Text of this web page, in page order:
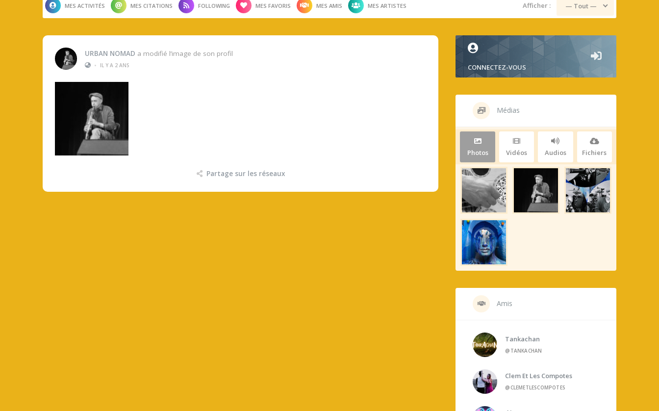
MES ACTIVITÉS MES CITATIONS FOLLOWING MES FAVORIS MES AMIS MES ARTISTES Afficher : — Tout —
URBAN NOMAD a modifié l’image de son profil
•
IL Y A 2 ANS
Partage sur les réseaux
CONNECTEZ-VOUS
Médias
Photos Vidéos Audios Fichiers
Amis
Tankachan
@TANKACHAN
Clem Et Les Compotes
@CLEMETLESCOMPOTES